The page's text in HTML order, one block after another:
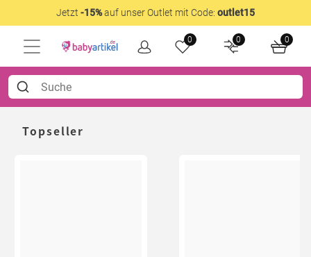
Jetzt -15%auf unser Outlet mit Code: outlet15
0 0 0
Topseller